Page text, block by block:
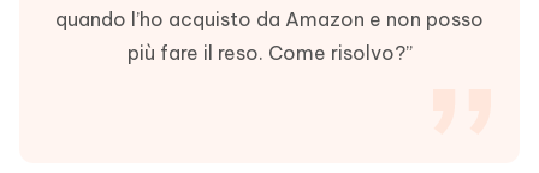
quando l’ho acquisto da Amazon e non posso
più fare il reso. Come risolvo?”